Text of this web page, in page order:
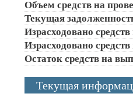
Объем средств на
Текущая
Израсходовано
Израсходовано
Остаток средств на
Текущая